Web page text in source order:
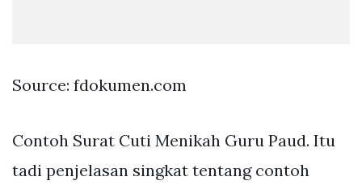
Source: fdokumen.com
Contoh Surat Cuti Menikah Guru Paud. Itu
tadi penjelasan singkat tentang contoh